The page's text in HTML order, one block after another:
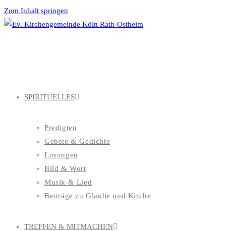
Zum Inhalt springen
SPIRITUELLES
Predigten
Gebete & Gedichte
Losungen
Bild & Wort
Musik & Lied
Beiträge zu Glaube und Kirche
TREFFEN & MITMACHEN